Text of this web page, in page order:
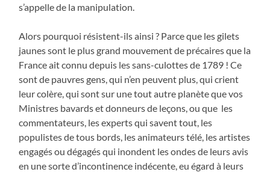
s’appelle de la manipulation.
Alors pourquoi résistent-ils ainsi ? Parce que les gilets
jaunes sont le plus grand mouvement de précaires que la
France ait connu depuis les sans-culottes de 1789 ! Ce
sont de pauvres gens, qui n’en peuvent plus, qui crient
leur colère, qui sont sur une tout autre planète que vos
Ministres bavards et donneurs de leçons, ou que les
commentateurs, les experts qui savent tout, les
populistes de tous bords, les animateurs télé, les artistes
engagés ou dégagés qui inondent les ondes de leurs avis
en une sorte d’incontinence indécente, eu égard à leurs